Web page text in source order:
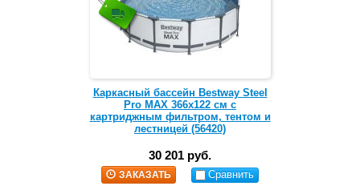
Каркасный бассейн Bestway Steel
Pro MAX 366х122 см с
картриджным фильтром, тентом и
лестницей (56420)
30 201 руб.
ЗАКАЗАТЬ Сравнить